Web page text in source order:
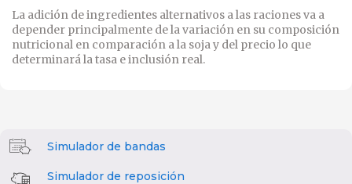
La adición de ingredientes alternativos a las raciones va a
depender principalmente de la variación en su composición
nutricional en comparación a la soja y del precio lo que
determinará la tasa e inclusión real.
Simulador de bandas
Simulador de reposición